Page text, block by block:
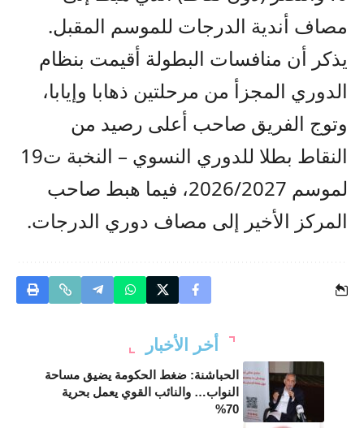
مصاف أندية الدرجات للموسم المقبل.
يذكر أن منافسات البطولة أقيمت بنظام
الدوري المجزأ من مرحلتين ذهابا وإيابا،
وتوج الفريق صاحب أعلى رصيد من
النقاط بطلا للدوري النسوي – النخبة ت19
لموسم 2026/2027، فيما هبط صاحب
المركز الأخير إلى مصاف دوري الدرجات.
أخر الأخبار
الحباشنة: ضغط الحكومة يضيق مساحة
النواب… والنائب القوي يعمل بحرية
70%